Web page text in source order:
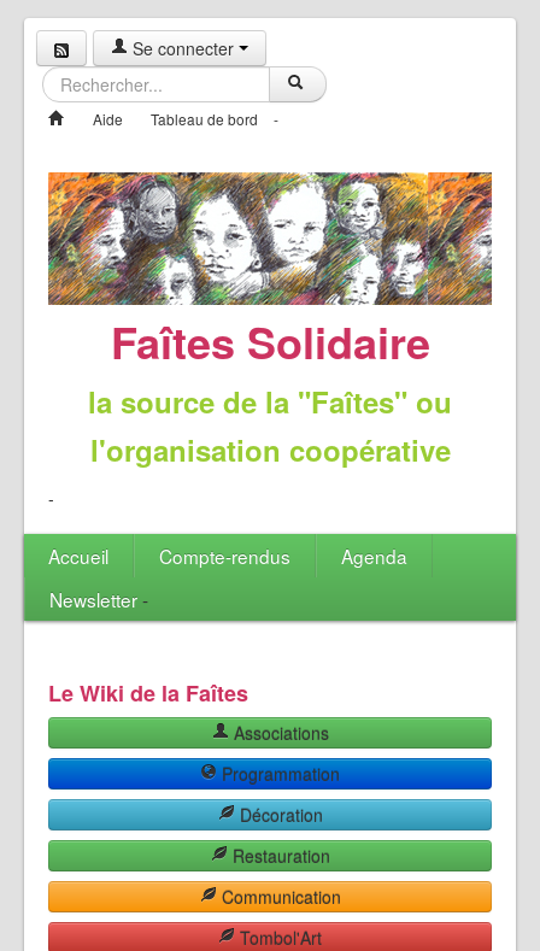
Se connecter
Aide Tableau de bord -
Faîtes Solidaire
la source de la "Faîtes" ou
l'organisation coopérative
-
Accueil Compte-rendus
Agenda
Newsletter-
Le Wiki de la Faîtes
Associations
Programmation
Décoration
Restauration
Communication
Tombol'Art